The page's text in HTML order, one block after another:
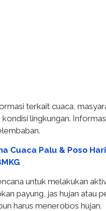
terkait cuaca,
lingkungan.
Cuaca Palu & Poso
untuk melakukan
payung, jas hujan atau
harus menerobos hujan.